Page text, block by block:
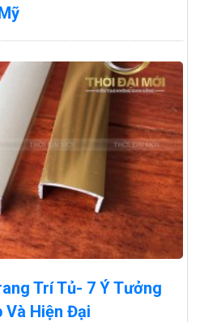
Trí Tủ- 7 Ý Tưởng
Và Hiện Đại